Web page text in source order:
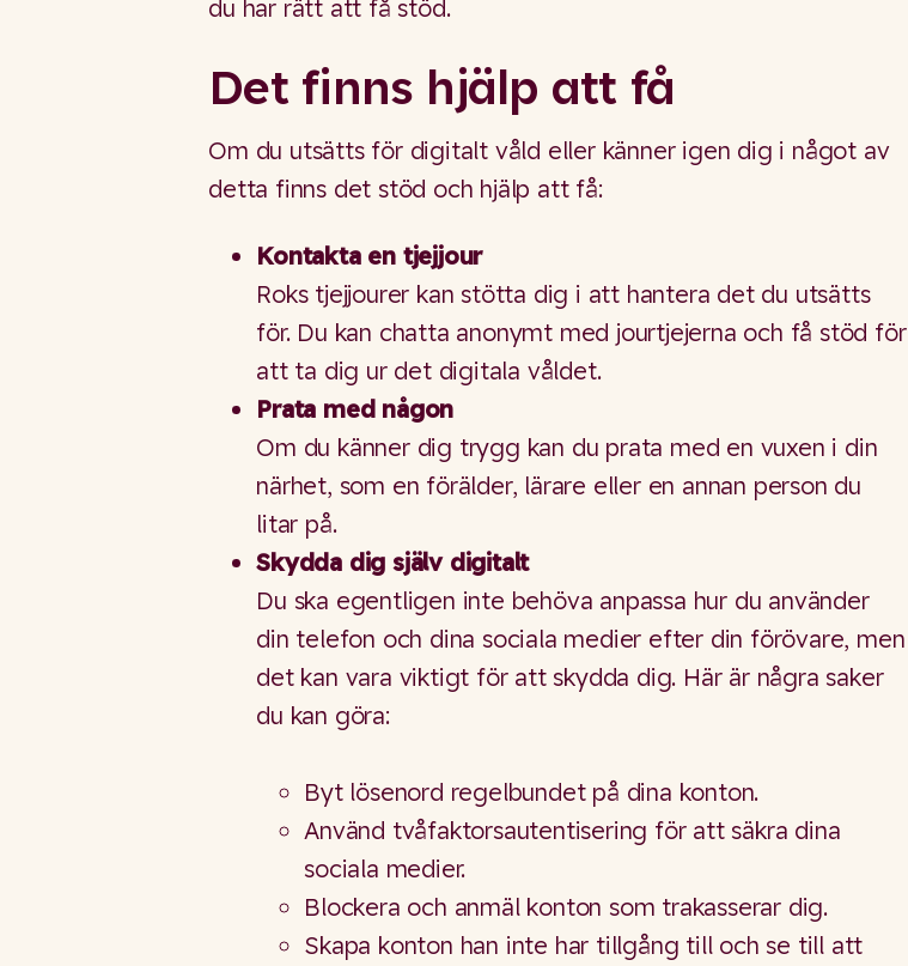
du har rätt att få stöd.
Det finns hjälp att få
Om du utsätts för digitalt våld eller känner igen dig i något av
detta finns det stöd och hjälp att få:
Kontakta en tjejjour
Roks tjejjourer kan stötta dig i att hantera det du utsätts
för. Du kan chatta anonymt med jourtjejerna och få stöd för
att ta dig ur det digitala våldet.
Prata med någon
Om du känner dig trygg kan du prata med en vuxen i din
närhet, som en förälder, lärare eller en annan person du
litar på.
Skydda dig själv digitalt
Du ska egentligen inte behöva anpassa hur du använder
din telefon och dina sociala medier efter din förövare, men
det kan vara viktigt för att skydda dig. Här är några saker
du kan göra:
Byt lösenord regelbundet på dina konton.
Använd tvåfaktorsautentisering för att säkra dina
sociala medier.
Blockera och anmäl konton som trakasserar dig.
Skapa konton han inte har tillgång till och se till att